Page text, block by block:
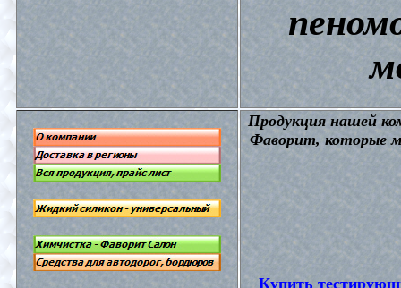
Продукция нашей
Фаворит, которые
Купить